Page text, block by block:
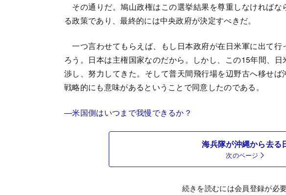
その通りだ。鳩山政権はこの選挙結果を尊重しなければ
る政策であり、最終的には中央政府が決定すべきだ。
一つ言わせてもらえば、もし日本政府が在日米軍に出て
ろう。日本は主権国家なのだから。しかし、この15年間、
渉し、努力してきた。そして普天間飛行場を辺野古へ移せ
戦略的にも意味があるということで同意したのである。
―米国側はいつまで我慢できるか？
海兵隊が沖縄から去る
次のページ
続きを読むには会員登録が必要